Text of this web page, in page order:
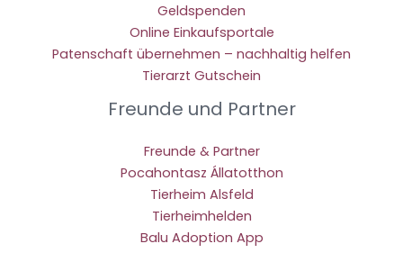
Geldspenden
Online Einkaufsportale
Patenschaft übernehmen – nachhaltig helfen
Tierarzt Gutschein
Freunde und Partner
Freunde & Partner
Pocahontasz Állatotthon
Tierheim Alsfeld
Tierheimhelden
Balu Adoption App